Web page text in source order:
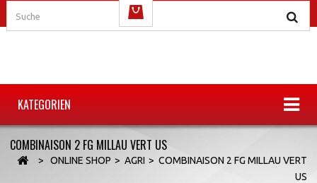
KATEGORIEN
COMBINAISON 2 FG MILLAU VERT US
> ONLINE SHOP > AGRI > COMBINAISON 2 FG MILLAU VERT
US